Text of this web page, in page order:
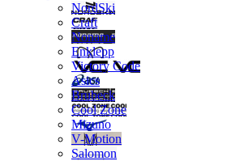
NordSki
Craft
Noname
Enklepp
Victory Code
Asics
Brubeck
Cool Zone
Mizuno
V-Motion
Salomon